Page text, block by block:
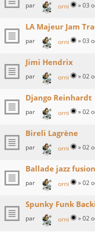
par orni »03
LA Majeur Jam
par orni »03
Jimi Hendrix
par orni »02
Django Reinhardt
par orni »02
Bireli Lagrène
par orni »02
Ballade jazz
par orni »02
Spunky Funk
par orni »02